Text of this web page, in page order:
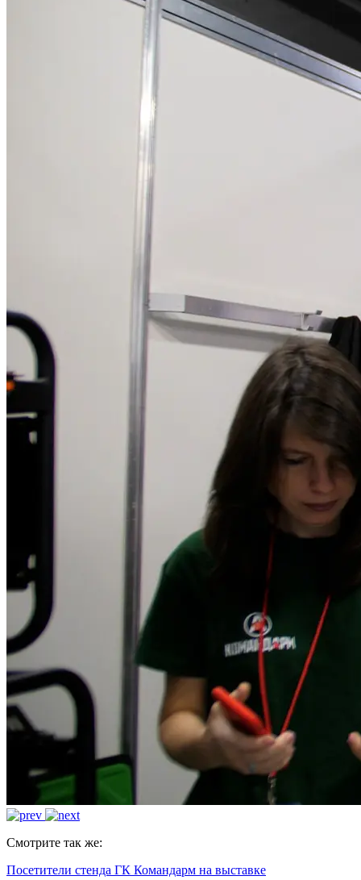
Смотрите так же:
Посетители стенда ГК Командарм на выставке